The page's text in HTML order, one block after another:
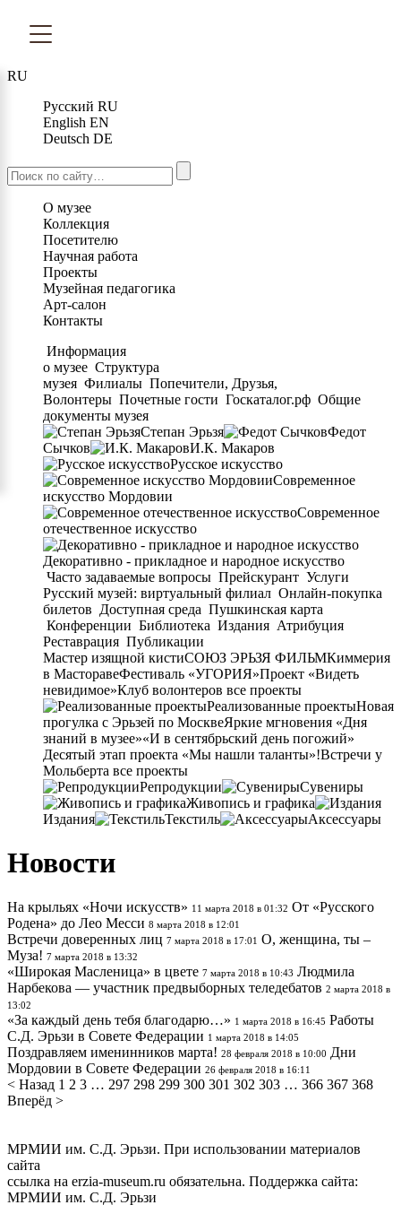
RU
Русский RU
English EN
Deutsch DE
О музее
Коллекция
Посетителю
Научная работа
Проекты
Музейная педагогика
Арт-салон
Контакты
Информация
о музее Структура
музея Филиалы Попечители, Друзья,
Волонтеры Почетные гости Госкаталог.рф Общие
документы музея
Степан Эрьзя
Федот
Сычков
И.К. Макаров
Русское искусство
Современное
искусство Мордовии
Современное
отечественное искусство
Декоративно - прикладное и народное искусство
Часто задаваемые вопросы Прейскурант Услуги
Русский музей: виртуальный филиал Онлайн-покупка
билетов Доступная среда Пушкинская карта
Конференции Библиотека Издания Атрибуция
Реставрация Публикации
Мастер изящной кистиСОЮЗ ЭРЬЗЯ ФИЛЬМКиммерия
в МасторавеФестиваль «УГОРИЯ»Проект «Видеть
невидимое»Клуб волонтеров все проекты
Реализованные проектыНовая
прогулка с Эрьзей по МосквеЯркие мгновения «Дня
знаний в музее»«И в сентябрьский день погожий»
Десятый этап проекта «Мы нашли таланты»!Встречи у
Мольберта все проекты
Репродукции
Сувениры
Живопись и графика
Издания
Текстиль Аксессуары
Новости
На крыльях «Ночи искусств» 11 марта 2018 в 01:32 От «Русского
Родена» до Лео Месси 8 марта 2018 в 12:01
Встречи доверенных лиц 7 марта 2018 в 17:01 О, женщина, ты –
Муза! 7 марта 2018 в 13:32
«Широкая Масленица» в цвете 7 марта 2018 в 10:43 Людмила
Нарбекова — участник предвыборных теледебатов 2 марта 2018 в
13:02
«За каждый день тебя благодарю…» 1 марта 2018 в 16:45 Работы
С.Д. Эрьзи в Совете Федерации 1 марта 2018 в 14:05
Поздравляем именинников марта! 28 февраля 2018 в 10:00 Дни
Мордовии в Совете Федерации 26 февраля 2018 в 16:11
< Назад 1 2 3 … 297 298 299 300 301 302 303 … 366 367 368
Вперёд >
МРМИИ им. С.Д. Эрьзи. При использовании материалов
сайта
ссылка на erzia-museum.ru обязательна. Поддержка сайта:
МРМИИ им. С.Д. Эрьзи